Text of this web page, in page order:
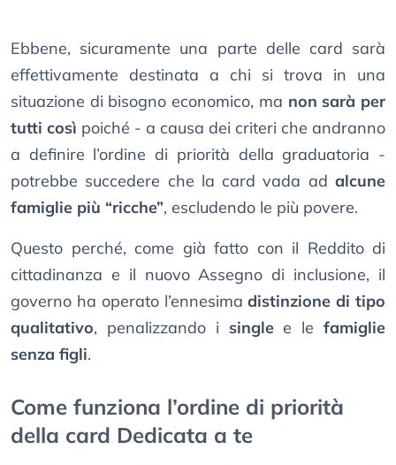
Ebbene, sicuramente una parte delle card sarà
effettivamente destinata a chi si trova in una
situazione di bisogno economico, ma non sarà per
tutti così poiché - a causa dei criteri che andranno
a definire l’ordine di priorità della graduatoria -
potrebbe succedere che la card vada ad alcune
famiglie più “ricche”, escludendo le più povere.
Questo perché, come già fatto con il Reddito di
cittadinanza e il nuovo Assegno di inclusione, il
governo ha operato l’ennesimadistinzione di tipo
qualitativo, penalizzando i singlee le famiglie
senza figli.
Come funziona l’ordine di priorità
della card Dedicata a te